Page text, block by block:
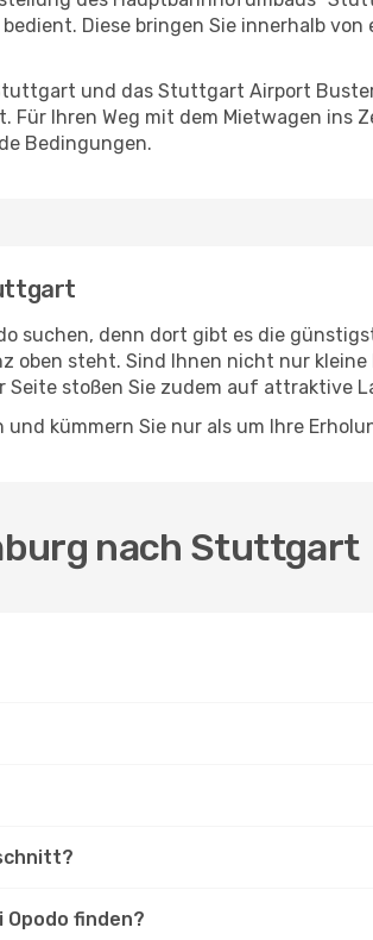
Diese bringen Sie innerhalb
und das Stuttgart Airport
Ihren Weg mit dem Mietwagen ins
Bedingungen.
suchen, denn dort gibt es die
steht. Sind Ihnen nicht nur kleine
stoßen Sie zudem auf attraktive
und kümmern Sie nur als um Ihre
nach Stuttgart
finden?